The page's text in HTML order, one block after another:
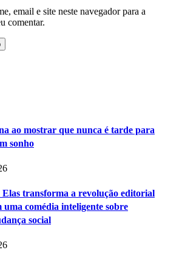
email e site neste navegador para a
comentar.
ao mostrar que nunca é tarde para
sonho
transforma a revolução editorial
uma comédia inteligente sobre
social